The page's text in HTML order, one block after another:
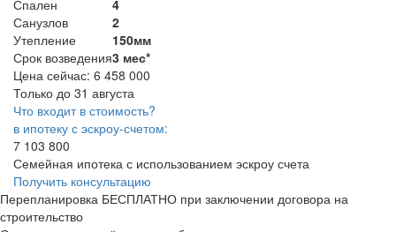
Спален
4
Санузлов
2
Утепление
150мм
Срок возведения3 мес*
Цена сейчас: 6 458 000
Только до 31 августа
Что входит в стоимость?
в ипотеку с эскроу-счетом:
7 103 800
Семейная ипотека с использованием эскроу счета
Получить консультацию
Перепланировка БЕСПЛАТНО при заключении договора на
строительство